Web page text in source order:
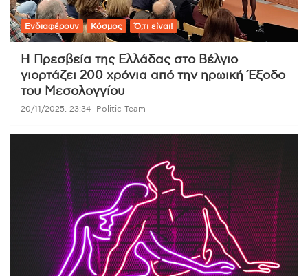
Ενδιαφέρουν Κόσμος Ό,τι είναι!
Η Πρεσβεία της Ελλάδας στο Βέλγιο
γιορτάζει 200 χρόνια από την ηρωική Έξοδο
του Μεσολογγίου
20/11/2025, 23:34 Politic Team